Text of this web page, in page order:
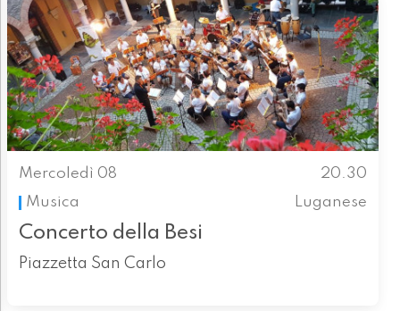
Mercoledì 08
20.30
Musica
Luganese
Concerto della Besi
Piazzetta San Carlo